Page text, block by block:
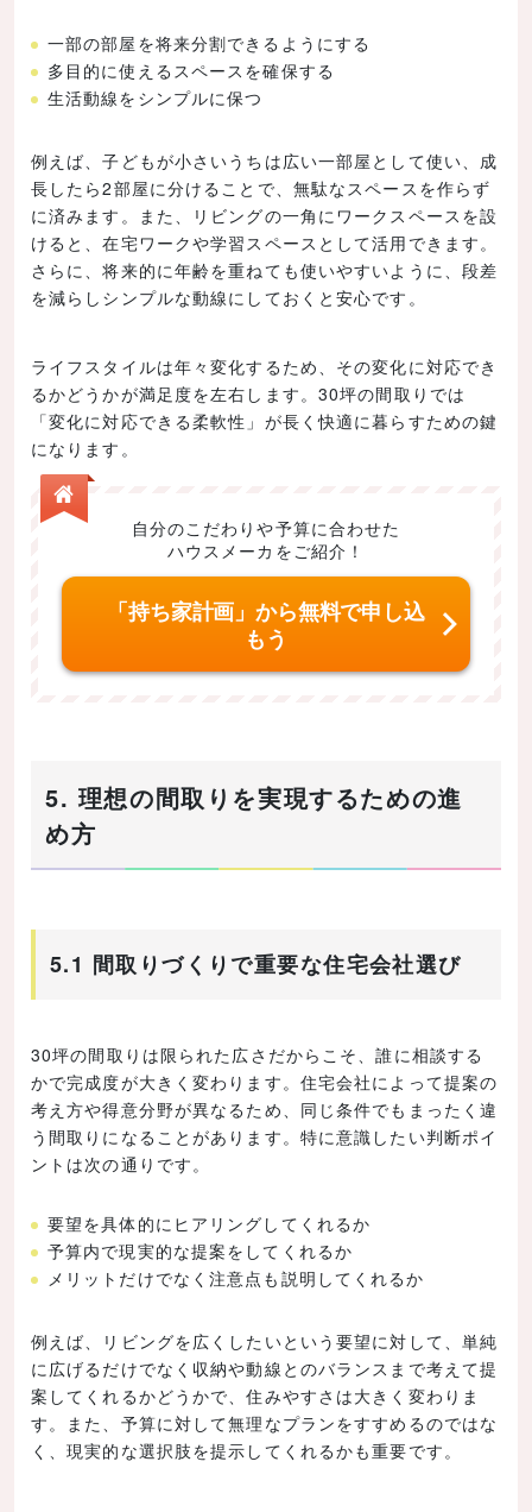
一部の部屋を将来分割できるようにする
多目的に使えるスペースを確保する
生活動線をシンプルに保つ
例えば、子どもが小さいうちは広い一部屋として使い、成
長したら2部屋に分けることで、無駄なスペースを作らず
に済みます。また、リビングの一角にワークスペースを設
けると、在宅ワークや学習スペースとして活用できます。
さらに、将来的に年齢を重ねても使いやすいように、段差
を減らしシンプルな動線にしておくと安心です。
ライフスタイルは年々変化するため、その変化に対応でき
るかどうかが満足度を左右します。30坪の間取りでは
「変化に対応できる柔軟性」が長く快適に暮らすための鍵
になります。
自分のこだわりや予算に合わせた
ハウスメーカをご紹介！
「持ち家計画」から無料で申し込
もう
5. 理想の間取りを実現するための進
め方
5.1 間取りづくりで重要な住宅会社選び
30坪の間取りは限られた広さだからこそ、誰に相談する
かで完成度が大きく変わります。住宅会社によって提案の
考え方や得意分野が異なるため、同じ条件でもまったく違
う間取りになることがあります。特に意識したい判断ポイ
ントは次の通りです。
要望を具体的にヒアリングしてくれるか
予算内で現実的な提案をしてくれるか
メリットだけでなく注意点も説明してくれるか
例えば、リビングを広くしたいという要望に対して、単純
に広げるだけでなく収納や動線とのバランスまで考えて提
案してくれるかどうかで、住みやすさは大きく変わりま
す。また、予算に対して無理なプランをすすめるのではな
く、現実的な選択肢を提示してくれるかも重要です。